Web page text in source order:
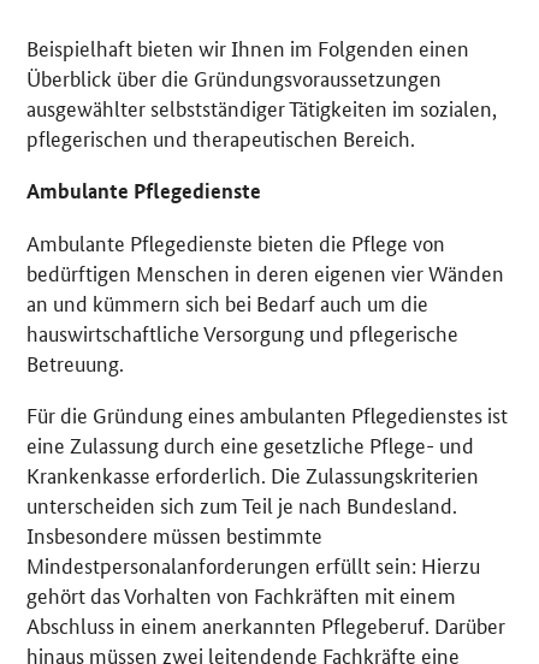
Beispielhaft bieten wir Ihnen im Folgenden einen
Überblick über die Gründungsvoraussetzungen
ausgewählter selbstständiger Tätigkeiten im sozialen,
pflegerischen und therapeutischen Bereich.
Ambulante Pflegedienste
Ambulante Pflegedienste bieten die Pflege von
bedürftigen Menschen in deren eigenen vier Wänden
an und kümmern sich bei Bedarf auch um die
hauswirtschaftliche Versorgung und pflegerische
Betreuung.
Für die Gründung eines ambulanten Pflegedienstes ist
eine Zulassung durch eine gesetzliche Pflege- und
Krankenkasse erforderlich. Die Zulassungskriterien
unterscheiden sich zum Teil je nach Bundesland.
Insbesondere müssen bestimmte
Mindestpersonalanforderungen erfüllt sein: Hierzu
gehört das Vorhalten von Fachkräften mit einem
Abschluss in einem anerkannten Pflegeberuf. Darüber
hinaus müssen zwei leitendende Fachkräfte eine